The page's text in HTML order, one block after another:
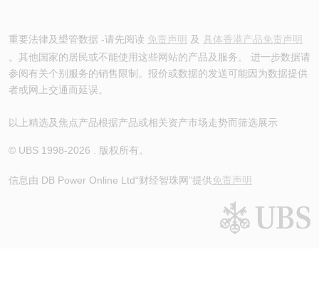
重要法律及槼管数据 -请先阅读 免责声明 及 具体香港产品免责声明
。其他国家的居民或不能使用这些网站的产品及服务。 进一步数据请
参阅有关个别服务的销售限制。报价或数据的发送可能因为数据提供
者或网上交通而延误。
以上精选及焦点产品根据产品或相关资产市场走势而筛选展示
© UBS 1998-2026 . 版权所有。
信息由 DB Power Online Ltd“财经智珠网”提供免责声明